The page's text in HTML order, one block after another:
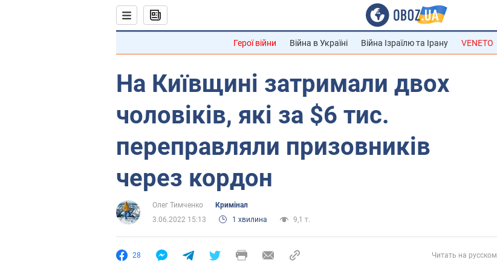
Герої війни Війна в Україні Війна Ізраїлю та Ірану VENETO
На Київщині затримали двох
чоловіків, які за $6 тис.
переправляли призовників
через кордон
Олег Тимченко
Кримінал
3.06.2022 15:13
1 хвилина 9,1 т.
28 Читать на русском